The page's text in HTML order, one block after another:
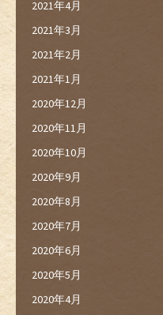
2021年4月
2021年3月
2021年2月
2021年1月
2020年12月
2020年11月
2020年10月
2020年9月
2020年8月
2020年7月
2020年6月
2020年5月
2020年4月